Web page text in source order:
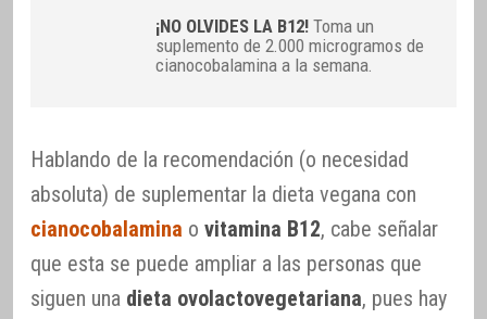
¡NO OLVIDES LA B12! Toma un
suplemento de 2.000 microgramos de
cianocobalamina a la semana.
Hablando de la recomendación (o necesidad
absoluta) de suplementar la dieta vegana con
cianocobalamina o vitamina B12, cabe señalar
que esta se puede ampliar a las personas que
siguen una dieta ovolactovegetariana, pues hay